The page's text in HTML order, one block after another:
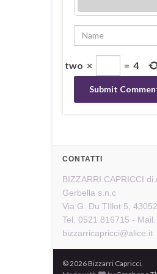
two × = 4
CONTATTI
BIZZARRI CAPRICCI di
Gerbella s.n.c
Via G. Du TIllot 5,
Tel. 0521 816715 - Mail.
bizzarricapricci@alice.it
© 2026 Bizzarri Capricci.